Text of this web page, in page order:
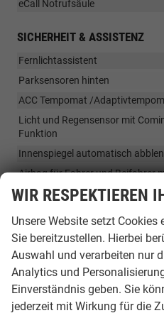
eCall Notrufsäule
SICHERHEIT & ASSISTENZ
Fernlichtassistent
Parksensoren hinten
ACC Tempomat /
Licht und Regensensor mit
Funktion
Innenspiegel automatisch
Airbag für Fahrer und Beifahrer
Beifahrerairbags
Seitenairbags vorne
Frontassist mit CityBrake
LaneAssist
Müdigkeitserkennung
WIR RESPEKTIEREN
Unsere Website setzt
Sie bereitzustellen. Hierbei
Auswahl und verarbeiten nur
Analytics und
Einverständnis geben. Sie
jederzeit mit Wirkung für die